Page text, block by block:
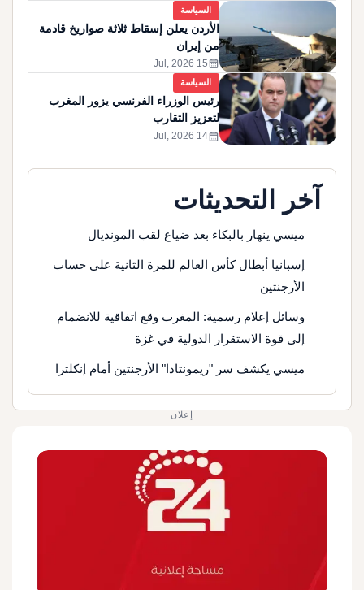
السياسة
الأردن يعلن إسقاط ثلاثة صواريخ قادمة
من إيران
calendar_month
15 Jul, 2026
السياسة
رئيس الوزراء الفرنسي يزور المغرب
لتعزيز التقارب
calendar_month
14 Jul, 2026
آخر التحديثات
ميسي ينهار بالبكاء بعد ضياع لقب المونديال
إسبانيا أبطال كأس العالم للمرة الثانية على حساب
الأرجنتين
وسائل إعلام رسمية: المغرب وقع اتفاقية للانضمام
إلى قوة الاستقرار الدولية في غزة
ميسي يكشف سر "ريمونتادا" الأرجنتين أمام إنكلترا
إعلان